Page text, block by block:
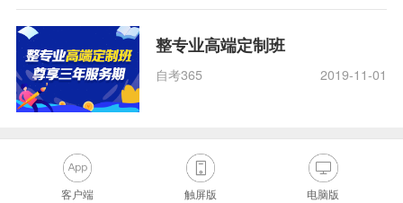
整专业高端定制班
自考365 2019-11-01
客户端 触屏版 电脑版